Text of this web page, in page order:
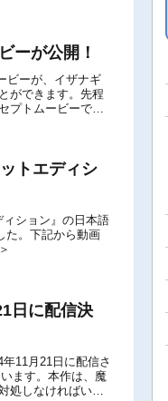
ーが公開！
ビーが、イザナギ
ができます。先程
プトムービーで
トエディシ
ション』の日本語
た。下記から動画
日に配信決
11月21日に配信さ
ます。本作は、魔
処しなければいけ